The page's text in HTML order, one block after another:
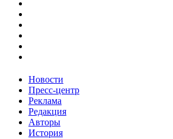
Новости
Пресс-центр
Реклама
Редакция
Авторы
История